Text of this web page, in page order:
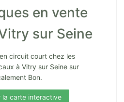
en vente
sur Seine
circuit court chez les
à Vitry sur Seine sur
Bon.
la carte interactive